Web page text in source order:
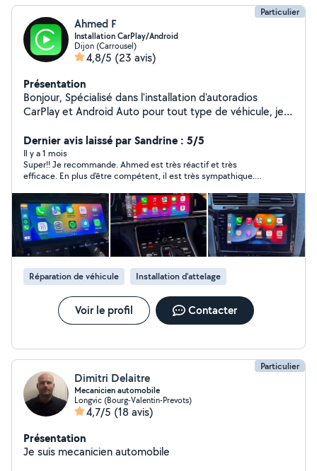
Particulier
Ahmed F
Installation CarPlay/Android
Dijon (Carrousel)
4,8/5 (23 avis)
Présentation
Bonjour, Spécialisé dans l'installation d'autoradios
CarPlay et Android Auto pour tout type de véhicule, je
marché. N'hésitez pas à me contacter pour vérifier la
compatibilité avec votre véhicule et obtenir un service
professionnel. Whatsapp : +33 7 80 96 14 12 Instagram :
763.custom
Dernier avis laissé par Sandrine : 5/5
Il y a 1 mois
Super!! Je recommande. Ahmed est très réactif et très
efficace. En plus d'être compétent, il est très sympathique.
Réparation de véhicule Installation d'attelage
Voir le profil Contacter
Particulier
Dimitri Delaitre
Mecanicien automobile
Longvic (Bourg-Valentin-Prevots)
4,7/5 (18 avis)
Présentation
Je suis mecanicien automobile